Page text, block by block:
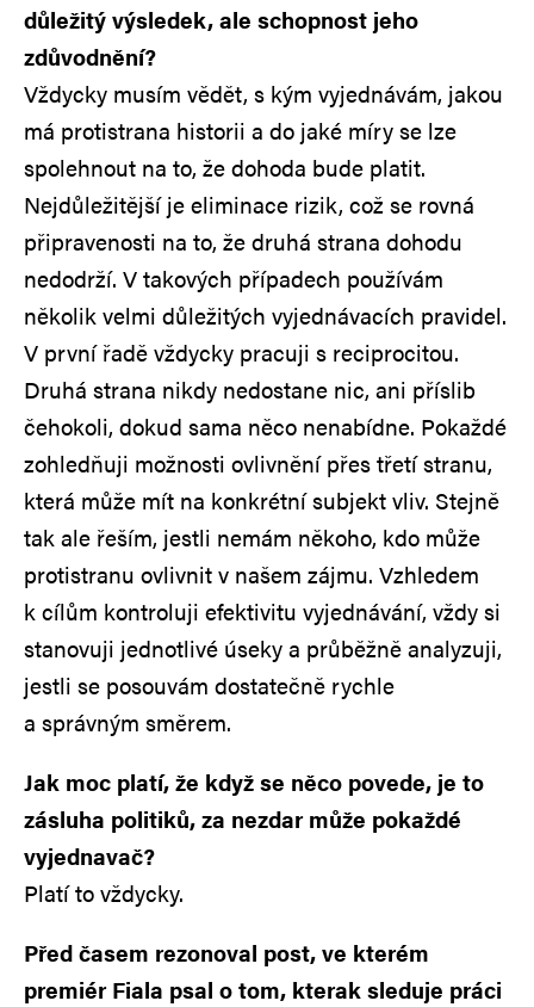
důležitý výsledek, ale schopnost jeho
zdůvodnění?
Vždycky musím vědět, s kým vyjednávám, jakou
má protistrana historii a do jaké míry se lze
spolehnout na to, že dohoda bude platit.
Nejdůležitější je eliminace rizik, což se rovná
připravenosti na to, že druhá strana dohodu
nedodrží. V takových případech používám
několik velmi důležitých vyjednávacích pravidel.
V první řadě vždycky pracuji s reciprocitou.
Druhá strana nikdy nedostane nic, ani příslib
čehokoli, dokud sama něco nenabídne. Pokaždé
zohledňuji možnosti ovlivnění přes třetí stranu,
která může mít na konkrétní subjekt vliv. Stejně
tak ale řeším, jestli nemám někoho, kdo může
protistranu ovlivnit v našem zájmu. Vzhledem
k cílům kontroluji efektivitu vyjednávání, vždy si
stanovuji jednotlivé úseky a průběžně analyzuji,
jestli se posouvám dostatečně rychle
a správným směrem.
Jak moc platí, že když se něco povede, je to
zásluha politiků, za nezdar může pokaždé
vyjednavač?
Platí to vždycky.
Před časem rezonoval post, ve kterém
premiér Fiala psal o tom, kterak sleduje práci